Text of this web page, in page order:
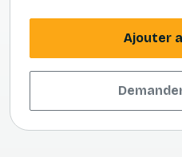
Ajouter